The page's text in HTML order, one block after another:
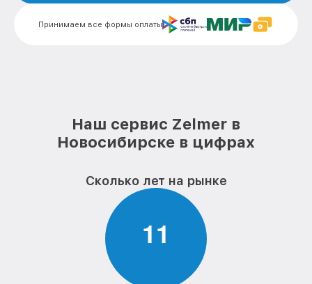
Принимаем все формы оплаты
Наш сервис Zelmer в
Новосибирске в цифрах
Сколько лет на рынке
11